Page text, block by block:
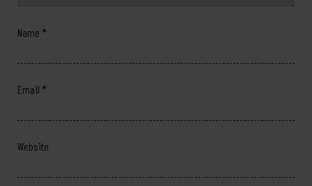
Name *
Email *
Website